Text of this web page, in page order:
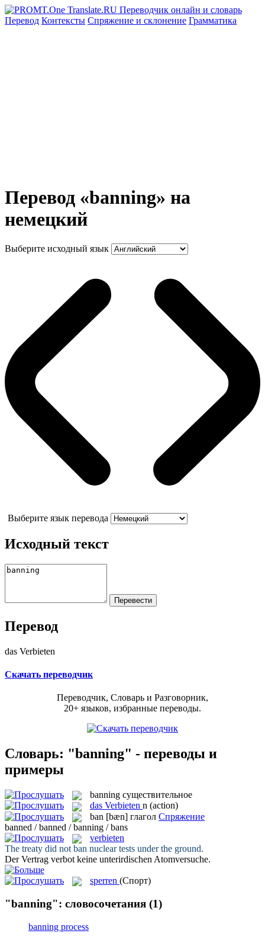
Перевод Контексты Спряжение и склонение Грамматика
Перевод «banning» на
немецкий
Выберите исходный язык
Выберите язык перевода
Исходный текст
Перевод
das Verbieten
Скачать переводчик
Переводчик, Словарь и Разговорник,
20+ языков, избранные переводы.
Словарь: "banning" - переводы и
примеры
banning существительное
das Verbieten n (action)
ban [bæn] глагол Спряжение
banned / banned / banning / bans
verbieten
The treaty did not ban nuclear tests under the ground.
Der Vertrag verbot keine unterirdischen Atomversuche.
sperren (Спорт)
"banning": словосочетания (1)
banning process